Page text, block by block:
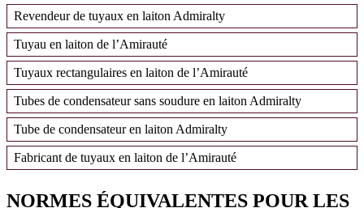
Revendeur de tuyaux en laiton Admiralty
Tuyau en laiton de l’Amirauté
Tuyaux rectangulaires en laiton de l’Amirauté
Tubes de condensateur sans soudure en laiton Admiralty
Tube de condensateur en laiton Admiralty
Fabricant de tuyaux en laiton de l’Amirauté
NORMES ÉQUIVALENTES POUR LES